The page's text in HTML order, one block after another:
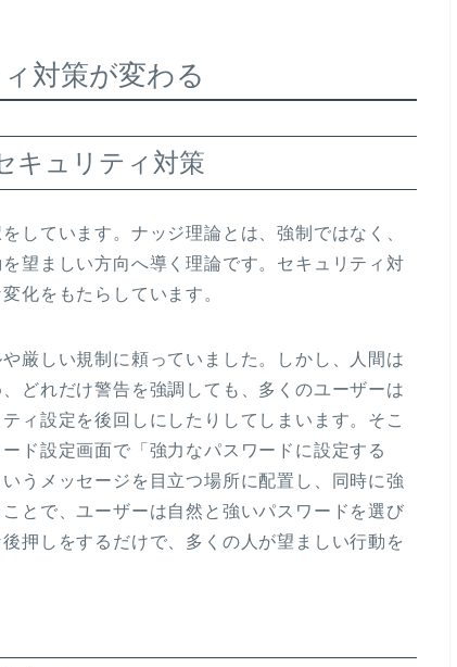
対策が変わる
キュリティ対策
しています。ナッジ理論とは、強制ではなく、
望ましい方向へ導く理論です。セキュリティ対
化をもたらしています。
厳しい規制に頼っていました。しかし、人間は
どれだけ警告を強調しても、多くのユーザーは
ィ設定を後回しにしたりしてしまいます。そこ
ド設定画面で「強力なパスワードに設定する
うメッセージを目立つ場所に配置し、同時に強
とで、ユーザーは自然と強いパスワードを選び
押しをするだけで、多くの人が望ましい行動を